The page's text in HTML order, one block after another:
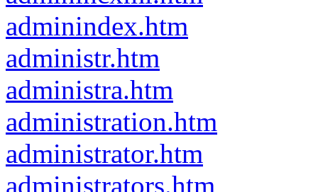
adminindex.htm
administr.htm
administra.htm
administration.htm
administrator.htm
administrators.htm